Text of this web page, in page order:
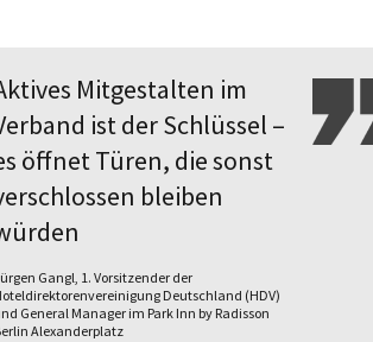
Mit­gestalten im
ist der Schlüssel –
öffnet Türen, die sonst
bleiben
Gangl, 1. Vorsitzender der
Deutschland (HDV)
General Manager im Park Inn by Radisson
Alexanderplatz